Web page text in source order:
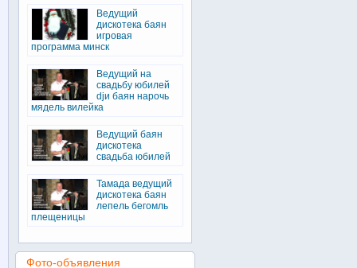
Ведущий
дискотека баян
игровая
программа минск
Ведущий на
свадьбу юбилей
djи баян нарочь
мядель вилейка
Ведущий баян
дискотека
свадьба юбилей
Тамада ведущий
дискотека баян
лепель бегомль
плещеницы
Фото-объявления